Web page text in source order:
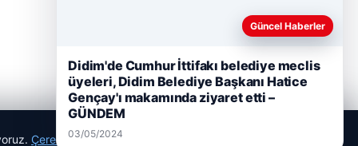
Çerez Politikamız
Güncel Haberler
Didim'de Cumhur İttifakı belediye meclis
üyeleri, Didim Belediye Başkanı Hatice
Gençay'ı makamında ziyaret etti –
GÜNDEM
03/05/2024